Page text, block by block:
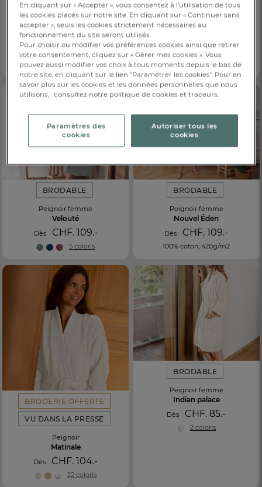
BRODABLE
Peignoir homme
Velouté
DèsCHF. 109.-
5 coloris
BRODABLE
Peignoir femme
DèsCHF. 89.-
2 coloris
BRODABLE
Peignoir femme
Velouté
Dès CHF. 109.-
5 coloris
BRODABLE
Peignoir femme
Nouvel Éden
Dès CHF. 109.-
100% coton, 420g/m2
BRODERIE OFFERTE
VU DANS LA PRESSE
Peignoir
Matinale
Dès CHF. 104.-
22 coloris
BRODABLE
Peignoir femme
Indian palace
Dès CHF. 85.-
2 coloris
En cliquant sur « Accepter », vous consentez à l'utilisation de tous
les cookies placés sur notre site. En cliquant sur « Continuer sans
accepter », seuls les cookies strictement nécessaires au
fonctionnement du site seront utilisés.
Pour choisir ou modifier vos préférences cookies ainsi que retirer
votre consentement, cliquez sur « Gérer mes cookies ». Vous
pouvez aussi modifier vos choix à tous moments depuis le bas de
notre site, en cliquant sur le lien "Paramétrer les cookies". Pour en
savoir plus sur les cookies et les données personnelles que nous
utilisons, consultez notre politique de cookies et traceurs.
Paramètres des
cookies
Autoriser tous les
cookies